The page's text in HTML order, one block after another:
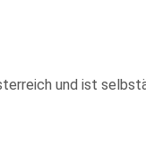
und ist